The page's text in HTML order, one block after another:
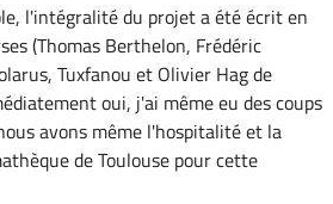
l'intégralité du projet a été écrit en
(Thomas Berthelon, Frédéric
Tuxfanou et Olivier Hag de
oui, j'ai même eu des coups
avons même l'hospitalité et la
de Toulouse pour cette